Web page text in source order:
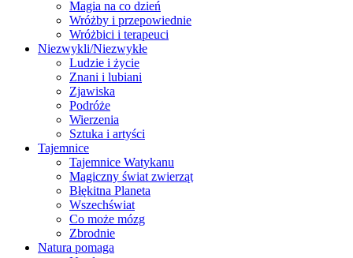
Magia na co dzień
Wróżby i przepowiednie
Wróżbici i terapeuci
Niezwykli/Niezwykłe
Ludzie i życie
Znani i lubiani
Zjawiska
Podróże
Wierzenia
Sztuka i artyści
Tajemnice
Tajemnice Watykanu
Magiczny świat zwierząt
Błękitna Planeta
Wszechświat
Co może mózg
Zbrodnie
Natura pomaga